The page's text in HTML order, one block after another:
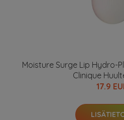
Moisture Surge Lip Hydro-
Clinique
17.9